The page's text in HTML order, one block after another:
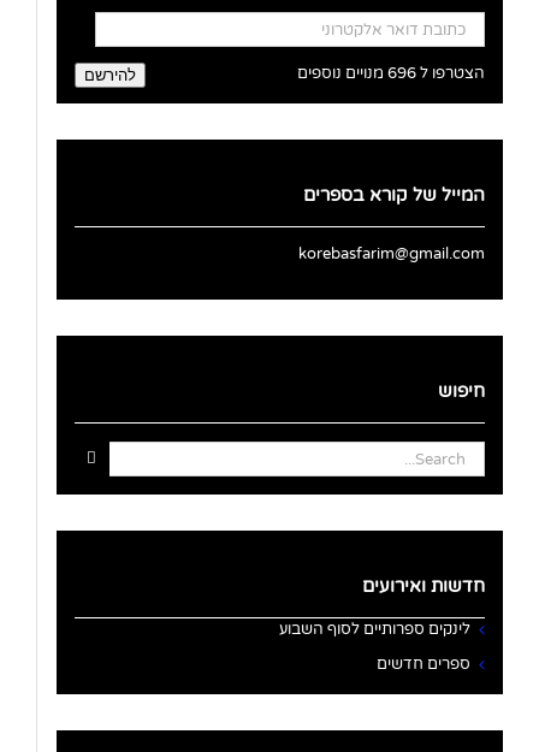
כתובת
דואר
אלקטרוני
להירשם הצטרפו ל 696 מנויים נוספים
המייל של קורא בספרים
korebasfarim@gmail.com
חיפוש
Search
for:
חדשות ואירועים
לינקים ספרותיים לסוף השבוע
ספרים חדשים